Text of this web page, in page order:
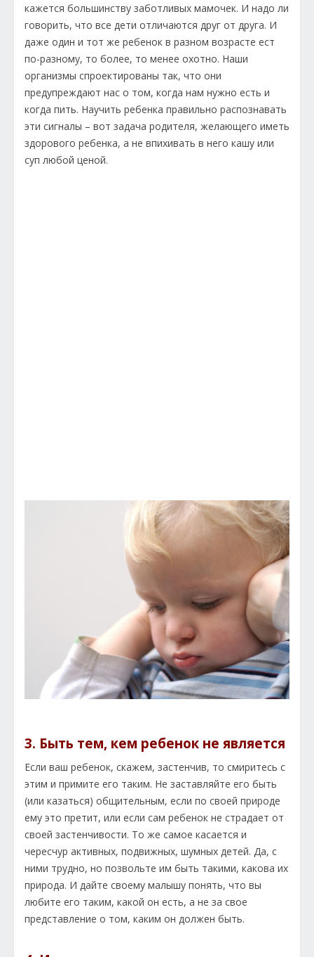
кажется большинству заботливых мамочек. И надо ли
говорить, что все дети отличаются друг от друга. И
даже один и тот же ребенок в разном возрасте ест
по-разному, то более, то менее охотно. Наши
организмы спроектированы так, что они
предупреждают нас о том, когда нам нужно есть и
когда пить. Научить ребенка правильно распознавать
эти сигналы – вот задача родителя, желающего иметь
здорового ребенка, а не впихивать в него кашу или
суп любой ценой.
3. Быть тем, кем ребенок не является
Если ваш ребенок, скажем, застенчив, то смиритесь с
этим и примите его таким. Не заставляйте его быть
(или казаться) общительным, если по своей природе
ему это претит, или если сам ребенок не страдает от
своей застенчивости. То же самое касается и
чересчур активных, подвижных, шумных детей. Да, с
ними трудно, но позвольте им быть такими, какова их
природа. И дайте своему малышу понять, что вы
любите его таким, какой он есть, а не за свое
представление о том, каким он должен быть.